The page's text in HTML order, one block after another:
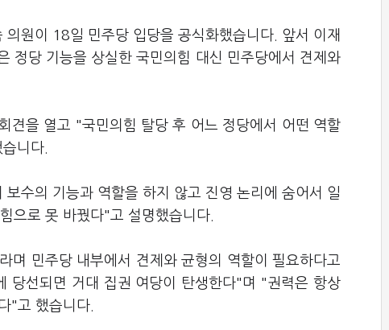
원이 18일 민주당 입당을 공식화했습니다. 앞서 이재
정당 기능을 상실한 국민의힘 대신 민주당에서 견제와
견을 열고 "국민의힘 탈당 후 어느 정당에서 어떤 역할
니다.
수의 기능과 역할을 하지 않고 진영 논리에 숨어서 일
으로 못 바꿨다"고 설명했습니다.
며 민주당 내부에서 견제와 균형의 역할이 필요하다고
당선되면 거대 집권 여당이 탄생한다"며 "권력은 항상
"고 했습니다.